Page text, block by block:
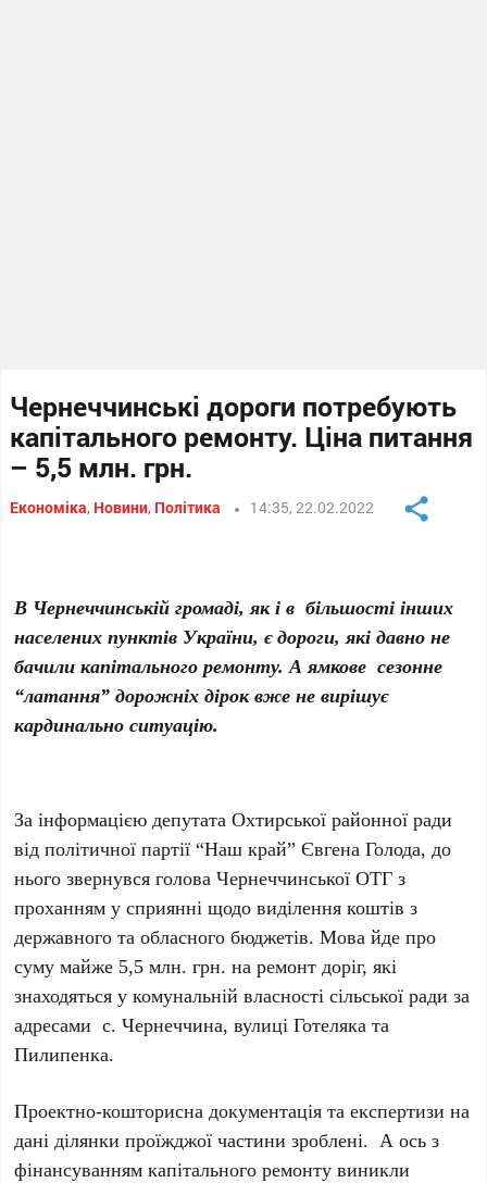
Чернеччинські дороги потребують
капітального ремонту. Ціна питання
– 5,5 млн. грн.
Економіка, Новини, Політика 14:35, 22.02.2022
В Чернеччинській громаді, як і в більшості інших
населених пунктів України, є дороги, які давно не
бачили капітального ремонту. А ямкове сезонне
“латання” дорожніх дірок вже не вирішує
кардинально ситуацію.
За інформацією депутата Охтирської районної ради
від політичної партії “Наш край” Євгена Голода, до
нього звернувся голова Чернеччинської ОТГ з
проханням у сприянні щодо виділення коштів з
державного та обласного бюджетів. Мова йде про
суму майже 5,5 млн. грн. на ремонт доріг, які
знаходяться у комунальній власності сільської ради за
адресами с. Чернеччина, вулиці Готеляка та
Пилипенка.
Проектно-кошторисна документація та експертизи на
дані ділянки проїжджої частини зроблені. А ось з
фінансуванням капітального ремонту виникли